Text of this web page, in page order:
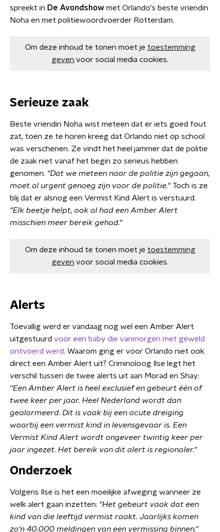
spreekt in De Avondshow met Orlando's beste vriendin
Noha en met politiewoordvoerder Rotterdam.
Om deze inhoud te tonen moet je toestemming
geven voor social media cookies.
Serieuze zaak
Beste vriendin Noha wist meteen dat er iets goed fout
zat, toen ze te horen kreeg dat Orlando niet op school
was verschenen. Ze vindt het heel jammer dat de politie
de zaak niet vanaf het begin zo serieus hebben
genomen. "Dat we meteen naar de politie zijn gegaan,
moet al urgent genoeg zijn voor de politie." Toch is ze
blij dat er alsnog een Vermist Kind Alert is verstuurd.
"Elk beetje helpt, ook al had een Amber Alert
misschien meer bereik gehad."
Om deze inhoud te tonen moet je toestemming
geven voor social media cookies.
Alerts
Toevallig werd er vandaag nog wel een Amber Alert
uitgestuurd voor een baby die vanmorgen met geweld
ontvoerd werd. Waarom ging er voor Orlando niet ook
direct een Amber Alert uit? Criminoloog Ilse legt het
verschil tussen de twee alerts uit aan Morad en Shay:
"Een Amber Alert is heel exclusief en gebeurt één of
twee keer per jaar. Heel Nederland wordt dan
gealarmeerd. Dit is vaak bij een acute dreiging
waarbij een vermist kind in levensgevaar is. Een
Vermist Kind Alert wordt ongeveer twintig keer per
jaar ingezet. Het bereik van dit alert is regionaler."
Onderzoek
Volgens Ilse is het een moeilijke afweging wanneer ze
welk alert gaan inzetten: "Het gebeurt vaak dat een
kind van die leeftijd vermist raakt. Jaarlijks komen
zo'n 40.000 meldingen van een vermissing binnen."